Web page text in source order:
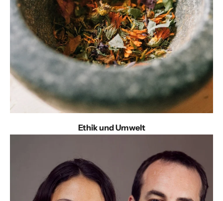
Ethik und Umwelt